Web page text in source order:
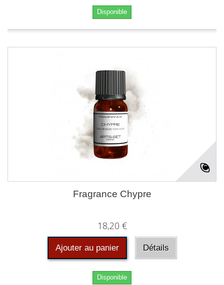
Disponible
Fragrance Chypre
18,20 €
Ajouter au panier Détails
Disponible